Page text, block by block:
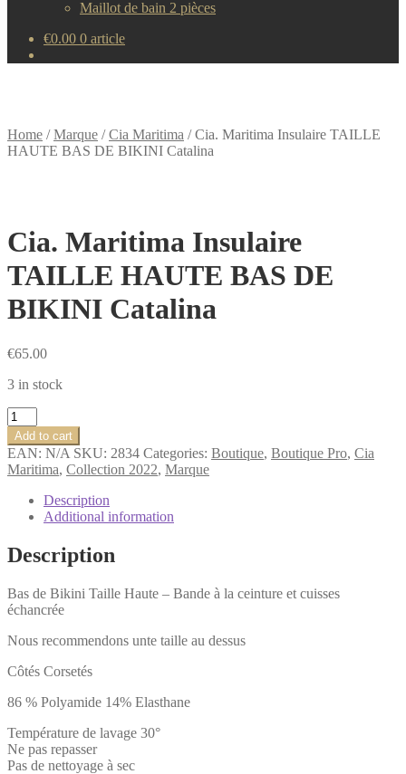
Maillot de bain 2 pièces
€0.00 0 article
Home /Marque /Cia Maritima /Cia. Maritima Insulaire TAILLE
HAUTE BAS DE BIKINI Catalina
Cia. Maritima Insulaire
TAILLE HAUTE BAS DE
BIKINI Catalina
€65.00
3 in stock
Cia.
Maritima
Insulaire
TAILLE
HAUTE
BAS
BIKINI
Catalina
quantity
Add to cart
EAN: N/A SKU: 2834 Categories: Boutique, Boutique Pro, Cia
Maritima, Collection 2022, Marque
Description
Additional information
Description
Bas de Bikini Taille Haute – Bande à la ceinture et cuisses
échancrée
Nous recommendons unte taille au dessus
Côtés Corsetés
86 % Polyamide 14% Elasthane
Température de lavage 30°
Ne pas repasser
Pas de nettoyage à sec